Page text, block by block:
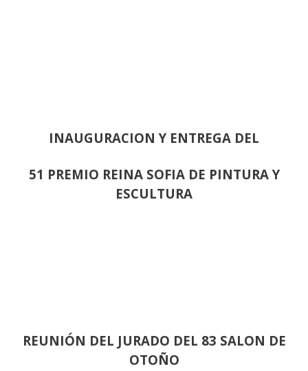
INAUGURACION Y ENTREGA DEL
51 PREMIO REINA SOFIA DE PINTURA Y
ESCULTURA
REUNIÓN DEL JURADO DEL 83 SALON DE
OTOÑO